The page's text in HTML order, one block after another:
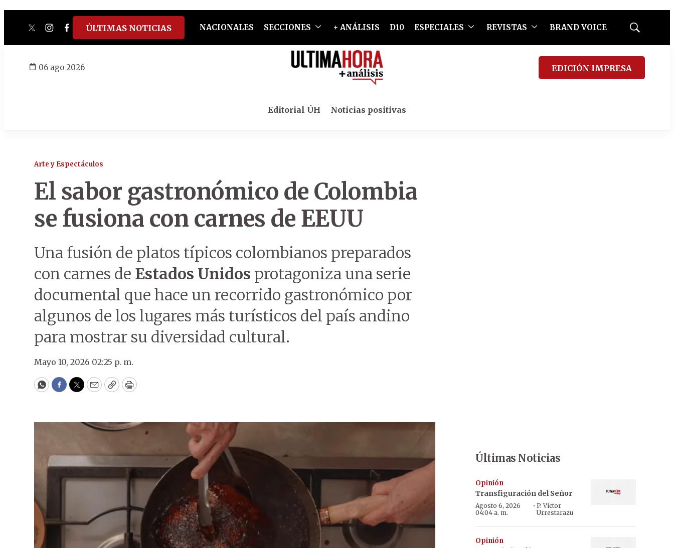
twitterinstagram
facebook
tiktokyoutube
spotify
ÚLTIMAS NOTICIAS NACIONALES SECCIONES + ANÁLISIS D10 ESPECIALES REVISTAS BRAND VOICE
Mostrar
06 ago 2026 EDICIÓN IMPRESA
Editorial ÚH Noticias positivas
Arte y Espectáculos
El sabor gastronómico de Colombia
se fusiona con carnes de EEUU
Una fusión de platos típicos colombianos preparados
con carnes de Estados Unidos protagoniza una serie
documental que hace un recorrido gastronómico por
algunos de los lugares más turísticos del país andino
para mostrar su diversidad cultural.
Mayo 10, 2026 02:25 p. m.
WhatsApp
Facebook
Twitter
EmailCopyPrint
Últimas Noticias
Opinión
Transfiguración del Señor
Agosto 6, 2026
04:04 a. m.
· P. Víctor
Urrestarazu
Opinión